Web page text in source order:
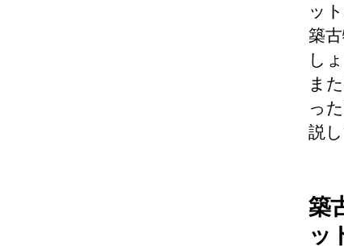
ッ
築
し
ま
っ
説
築
ッ